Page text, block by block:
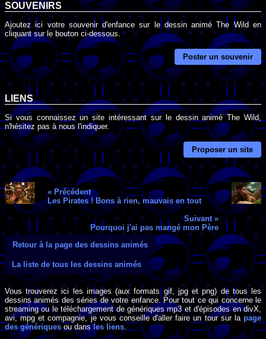
SOUVENIRS
Ajoutez ici votre souvenir d'enfance sur le dessin animé The Wild en
cliquant sur le bouton ci-dessous.
Poster un souvenir
LIENS
Si vous connaissez un site intéressant sur le dessin animé The Wild,
n'hésitez pas à nous l'indiquer.
Proposer un site
« Précédent
Les Pirates ! Bons à rien, mauvais en tout
Suivant »
Pourquoi j'ai pas mangé mon Père
Retour à la page des dessins animés
La liste de tous les dessins animés
Vous trouverez ici les images (aux formats gif, jpg et png) de tous les
dessins animés des séries de votre enfance. Pour tout ce qui concerne le
streaming ou le téléchargement de génériques mp3 et d'épisodes en divX,
avi, mpg et compagnie, je vous conseille d'aller faire un tour sur la page
des génériquesou dansles liens.